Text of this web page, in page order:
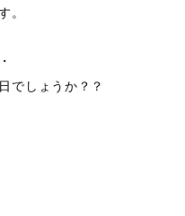
。
でしょうか？？